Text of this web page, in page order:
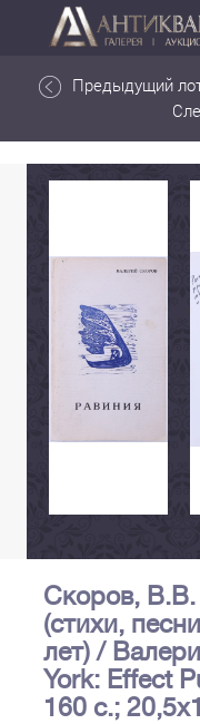
Предыдущий
Скоров, В.В.
(стихи,
лет) /
York: Effect
160 с.;